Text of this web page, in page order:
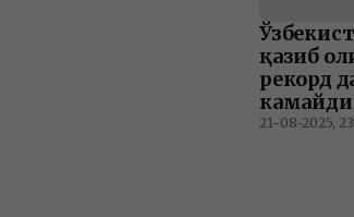
қазиб
рекорд
камайди
21-08-2025,